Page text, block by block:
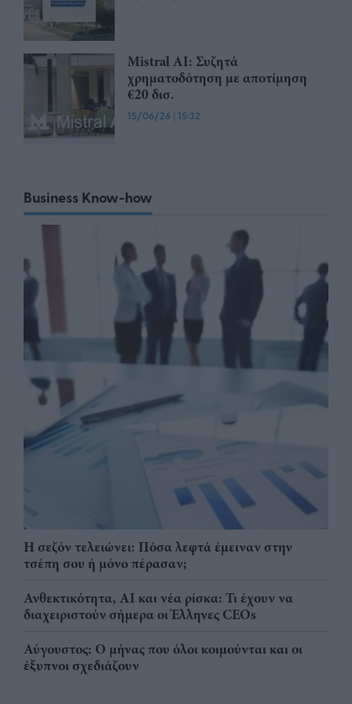
Mistral AI: Συζητά
χρηματοδότηση με αποτίμηση
€20 δισ.
15/06/26 | 15:32
Business Know-how
Η σεζόν τελειώνει: Πόσα λεφτά έμειναν στην
τσέπη σου ή μόνο πέρασαν;
Ανθεκτικότητα, AI και νέα ρίσκα: Τι έχουν να
διαχειριστούν σήμερα οι Έλληνες CEOs
Αύγουστος: Ο μήνας που όλοι κοιμούνται και οι
έξυπνοι σχεδιάζουν